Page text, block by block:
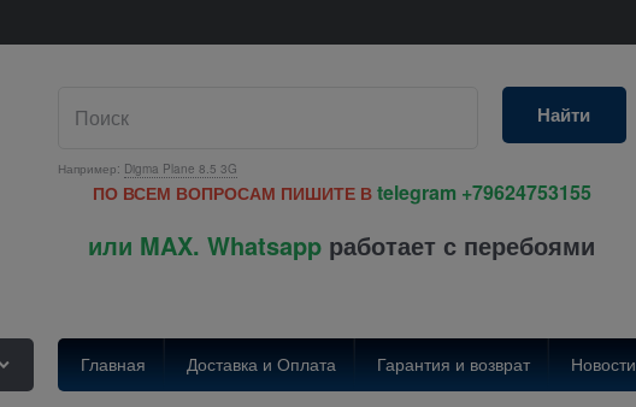
Например: Digma Plane 8.5 3G
Найти
ПО ВСЕМ ВОПРОСАМ ПИШИТЕ В telegram +79624753155
или MAX. Whatsapp работает с перебоями
Главная Доставка и Оплата Гарантия и возврат Новости